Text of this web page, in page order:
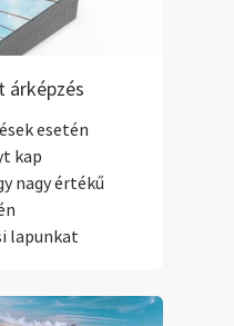
árképzés
esetén
kap
nagy értékű
lapunkat